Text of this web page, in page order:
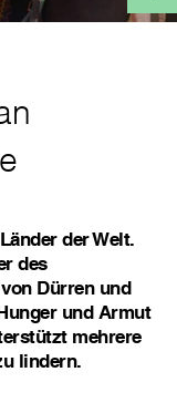
der Welt.
des
Dürren und
und Armut
mehrere
lindern.